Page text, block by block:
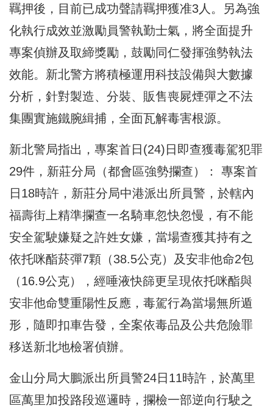
羈押後，目前已成功聲請羈押獲准3人。另為強
化執行成效並激勵員警執勤士氣，將全面提升
專案偵辦及取締獎勵，鼓勵同仁發揮強勢執法
效能。新北警方將積極運用科技設備與大數據
分析，針對製造、分裝、販售喪屍煙彈之不法
集團實施鐵腕緝捕，全面瓦解毒害根源。
新北警局指出，專案首日(24)日即查獲毒駕犯罪
29件，新莊分局（都會區強勢攔查）： 專案首
日18時許，新莊分局中港派出所員警，於轄內
福壽街上精準攔查一名騎車忽快忽慢，有不能
安全駕駛嫌疑之許姓女嫌，當場查獲其持有之
依托咪酯菸彈7顆（38.5公克）及安非他命2包
（16.9公克），經唾液快篩更呈現依托咪酯與
安非他命雙重陽性反應，毒駕行為當場無所遁
形，隨即扣車告發，全案依毒品及公共危險罪
移送新北地檢署偵辦。
金山分局大鵬派出所員警24日11時許，於萬里
區萬里加投路段巡邏時，攔檢一部逆向行駛之